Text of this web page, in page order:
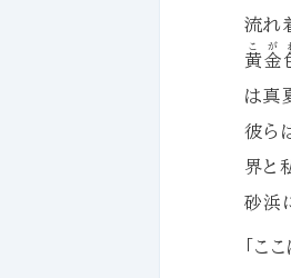
流れ
黄金
こが
は真
彼ら
界と
砂浜
「こ